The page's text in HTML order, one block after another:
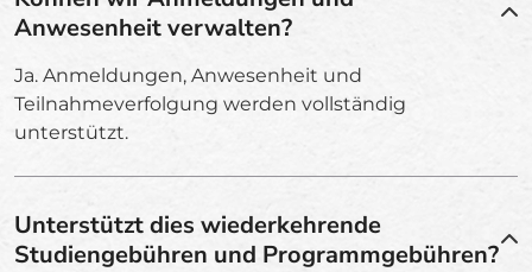
Anwesenheit verwalten?
Ja. Anmeldungen, Anwesenheit und
Teilnahmeverfolgung werden vollständig
unterstützt.
Unterstützt dies wiederkehrende
Studiengebühren und Programmgebühren?